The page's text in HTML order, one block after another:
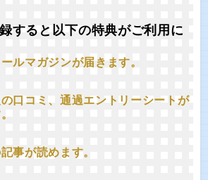
すると以下の特典がご利用に
ルマガジンが届きます。
の口コミ、通過エントリーシートが
事が読めます。